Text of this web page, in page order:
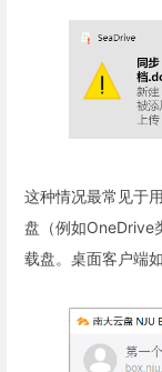
这种情况最常见于
盘（例如OneDrive
载盘。桌面客户端